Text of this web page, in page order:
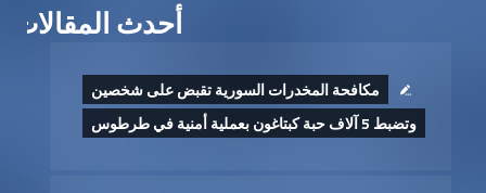
أحدث المقالات
مكافحة المخدرات السورية تقبض على شخصين
وتضبط 5 آلاف حبة كبتاغون بعملية أمنية في طرطوس